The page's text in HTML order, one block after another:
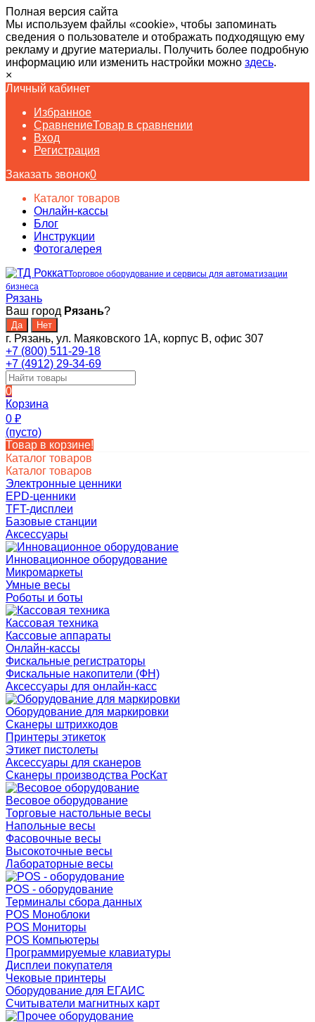
Полная версия сайта
Мы используем файлы «cookie», чтобы запоминать
сведения о пользователе и отображать подходящую ему
рекламу и другие материалы. Получить более подробную
информацию или изменить настройки можно здесь.
×
Личный кабинет
Избранное
СравнениеТовар в сравнении
Вход
Регистрация
Заказать звонок0
Каталог товаров
Онлайн-кассы
Блог
Инструкции
Фотогалерея
Торговое оборудование и сервисы для автоматизации
бизнеса
Рязань
Ваш город Рязань?
г. Рязань, ул. Маяковского 1А, корпус B, офис 307
+7 (800) 511-29-18
+7 (4912) 29-34-69
0
Корзина
0 ₽
(пусто)
Товар в корзине!
Каталог товаров
Каталог товаров
Электронные ценники
EPD-ценники
TFT-дисплеи
Базовые станции
Аксессуары
Инновационное оборудование
Микромаркеты
Умные весы
Роботы и боты
Кассовая техника
Кассовые аппараты
Онлайн-кассы
Фискальные регистраторы
Фискальные накопители (ФН)
Аксессуары для онлайн-касс
Оборудование для маркировки
Сканеры штрихкодов
Принтеры этикеток
Этикет пистолеты
Аксессуары для сканеров
Сканеры производства РосКат
Весовое оборудование
Торговые настольные весы
Напольные весы
Фасовочные весы
Высокоточные весы
Лабораторные весы
POS - оборудование
Терминалы сбора данных
POS Моноблоки
POS Мониторы
POS Компьютеры
Программируемые клавиатуры
Дисплеи покупателя
Чековые принтеры
Оборудование для ЕГАИС
Считыватели магнитных карт